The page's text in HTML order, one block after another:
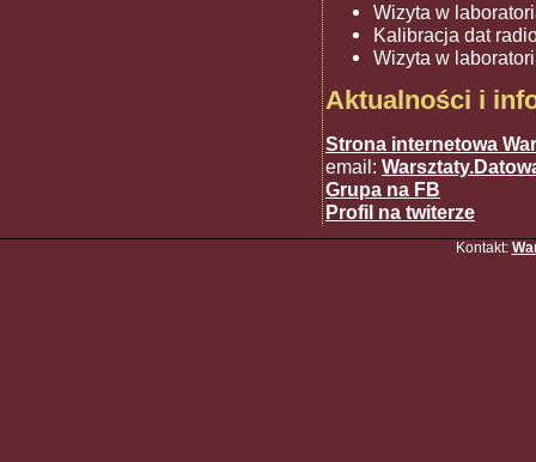
Wizyta w
Kalibracja dat
Wizyta w
Aktualności i
Strona internetowa
email:
Grupa na FB
Profil na twiterze
Kontakt: